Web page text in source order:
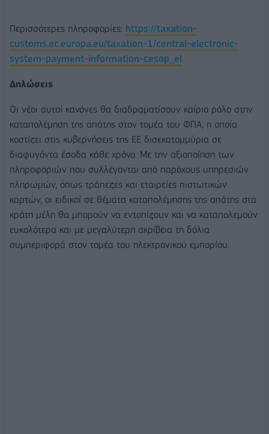
Περισσότερες πληροφορίες: https://taxation-
customs.ec.europa.eu/taxation-1/central-electronic-
system-payment-information-cesop_el
Δηλώσεις
Οι νέοι αυτοί κανόνες θα διαδραματίσουν καίριο ρόλο στην
καταπολέμηση της απάτης στον τομέα του ΦΠΑ, η οποία
κοστίζει στις κυβερνήσεις της ΕΕ δισεκατομμύρια σε
διαφυγόντα έσοδα κάθε χρόνο. Με την αξιοποίηση των
πληροφοριών που συλλέγονται από παρόχους υπηρεσιών
πληρωμών, όπως τράπεζες και εταιρείες πιστωτικών
καρτών, οι ειδικοί σε θέματα καταπολέμησης της απάτης στα
κράτη μέλη θα μπορούν να εντοπίζουν και να καταπολεμούν
ευκολότερα και με μεγαλύτερη ακρίβεια τη δόλια
συμπεριφορά στον τομέα του ηλεκτρονικού εμπορίου.